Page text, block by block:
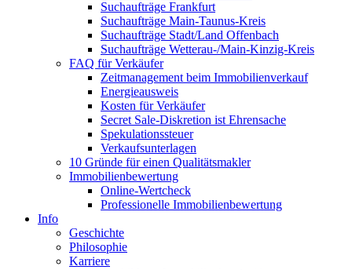
Suchaufträge Frankfurt
Suchaufträge Main-Taunus-Kreis
Suchaufträge Stadt/Land Offenbach
Suchaufträge Wetterau-/Main-Kinzig-Kreis
FAQ für Verkäufer
Zeitmanagement beim Immobilienverkauf
Energieausweis
Kosten für Verkäufer
Secret Sale-Diskretion ist Ehrensache
Spekulationssteuer
Verkaufsunterlagen
10 Gründe für einen Qualitätsmakler
Immobilienbewertung
Online-Wertcheck
Professionelle Immobilienbewertung
Info
Geschichte
Philosophie
Karriere